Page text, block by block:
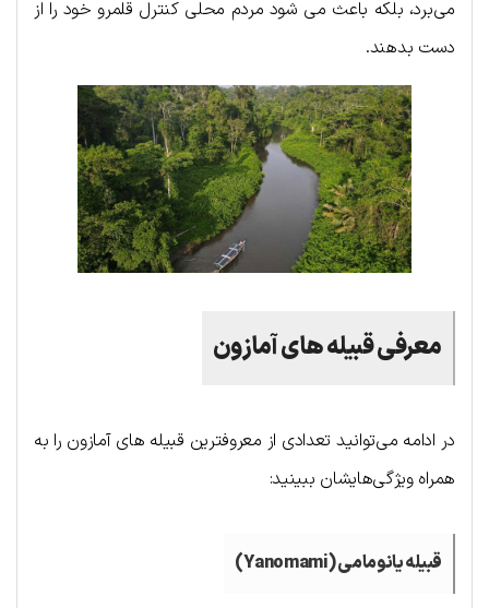
می‌برد، بلکه باعث می شود مردم محلی کنترل قلمرو خود را از
دست بدهند.
معرفی قبیله های آمازون
در ادامه می‌توانید تعدادی از معروفترین قبیله های آمازون را به
همراه ویژگی‌هایشان ببینید:
قبیله یانومامی (Yanomami
)